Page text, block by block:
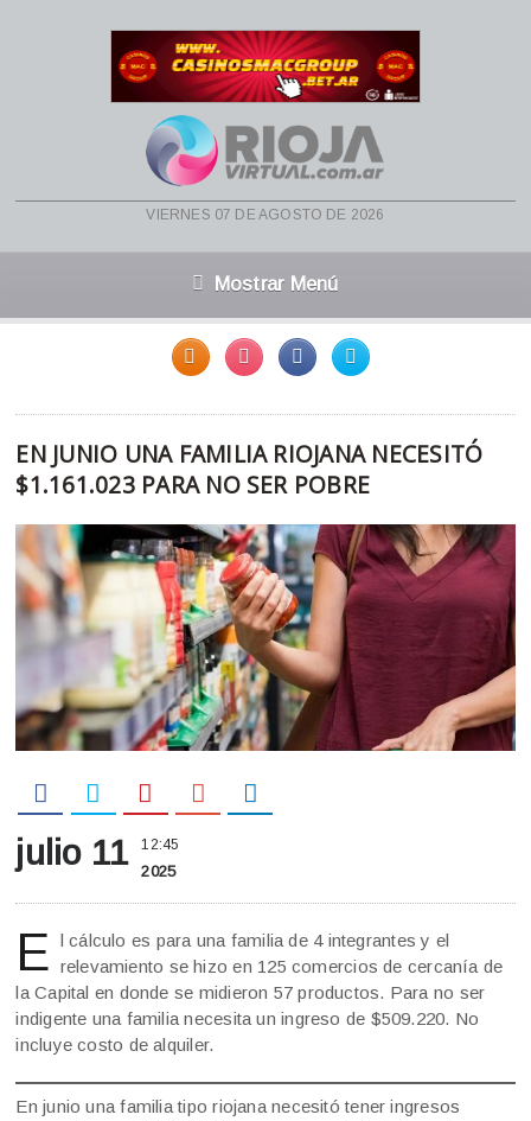
viernes 07 de agosto de 2026
Mostrar Menú
EN JUNIO UNA FAMILIA RIOJANA NECESITÓ
$1.161.023 PARA NO SER POBRE
julio 11 12:45
2025
E l cálculo es para una familia de 4 integrantes y el
relevamiento se hizo en 125 comercios de cercanía de
la Capital en donde se midieron 57 productos. Para no ser
indigente una familia necesita un ingreso de $509.220. No
incluye costo de alquiler.
En junio una familia tipo riojana necesitó tener ingresos